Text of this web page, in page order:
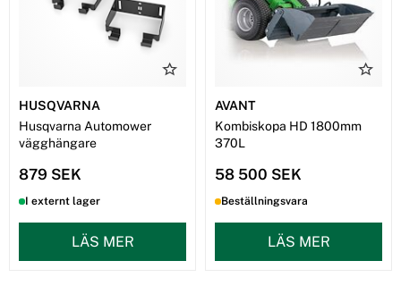
HUSQVARNA
Husqvarna Automower
vägghängare
879 SEK
I externt lager
LÄS MER
AVANT
Kombiskopa HD 1800mm
370L
58 500 SEK
Beställningsvara
LÄS MER